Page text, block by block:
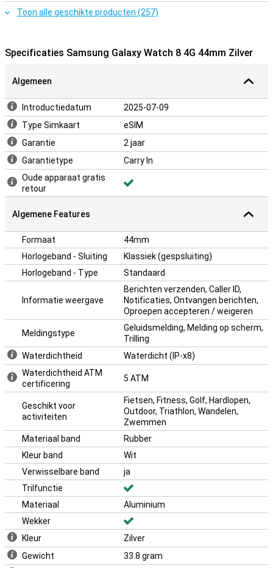
is jouw Galaxy Watch echt een verlengstuk van je Samsung-
ecosysteem.
Toon alle geschikte producten (257)
Specificaties Samsung Galaxy Watch 8 4G 44mm Zilver
Algemeen
Introductiedatum
2025-07-09
Type Simkaart
eSIM
Garantie
2 jaar
Garantietype
Carry In
Oude apparaat gratis
retour
Algemene Features
Formaat
44mm
Horlogeband - Sluiting
Klassiek (gespsluiting)
Horlogeband - Type
Standaard
Informatie weergave
Berichten verzenden, Caller ID,
Notificaties, Ontvangen berichten,
Oproepen accepteren / weigeren
Meldingstype
Geluidsmelding, Melding op scherm,
Trilling
Waterdichtheid
Waterdicht (IP-x8)
Waterdichtheid ATM
certificering
5 ATM
Geschikt voor
activiteiten
Fietsen, Fitness, Golf, Hardlopen,
Outdoor, Triathlon, Wandelen,
Zwemmen
Materiaal band
Rubber
Kleur band
Wit
Verwisselbare band
ja
Trilfunctie
Materiaal
Aluminium
Wekker
Kleur
Zilver
Gewicht
33.8 gram